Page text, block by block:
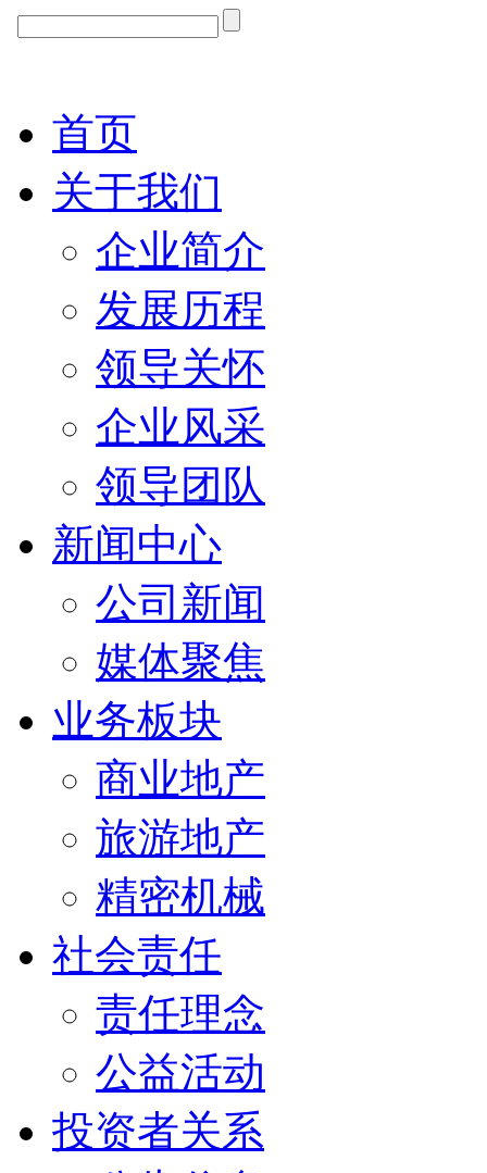
首页
关于我们
企业简介
发展历程
领导关怀
企业风采
领导团队
新闻中心
公司新闻
媒体聚焦
业务板块
商业地产
旅游地产
精密机械
社会责任
责任理念
公益活动
投资者关系